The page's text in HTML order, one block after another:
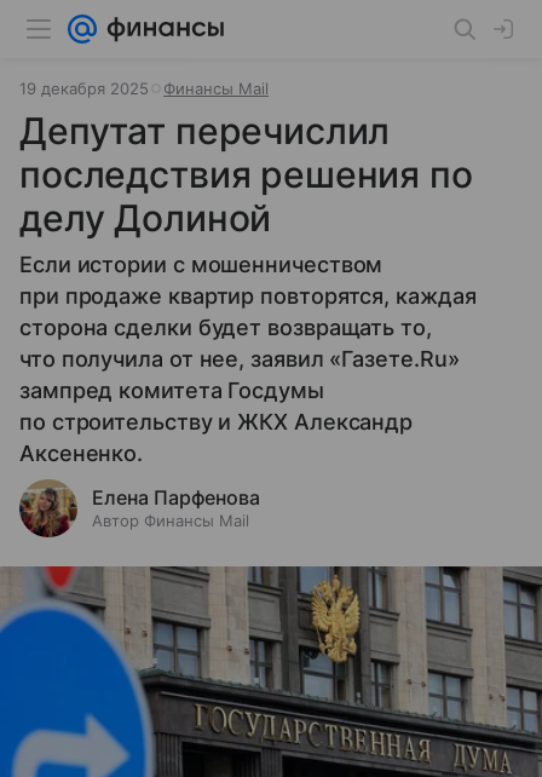
19 декабря 2025 Финансы Mail
Депутат перечислил
последствия решения по
делу Долиной
Если истории с мошенничеством
при продаже квартир повторятся, каждая
сторона сделки будет возвращать то,
что получила от нее, заявил «Газете.Ru»
зампред комитета Госдумы
по строительству и ЖКХ Александр
Аксененко.
Елена Парфенова
Автор Финансы Mail